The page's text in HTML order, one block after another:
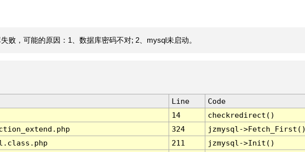
败，可能的原因：1、数据库密码不对; 2、mysql未启动。
Line
Code
14
checkredirect()
324
jzmysql-
211
jzmysql->Init()